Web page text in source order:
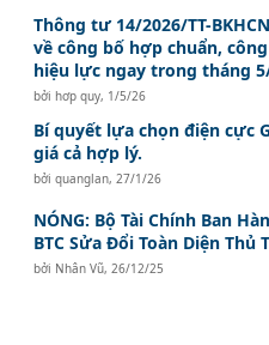
Thông tư 14/2026/TT-
về công bố hợp chuẩn,
hiệu lực ngay trong tháng
bởihơp quy, 1/5/26
Bí quyết lựa chọn điện cực
giá cả hợp lý.
bởiquanglan, 27/1/26
NÓNG: Bộ Tài Chính Ban
BTC Sửa Đổi Toàn Diện Thủ
bởi Nhân Vũ, 26/12/25